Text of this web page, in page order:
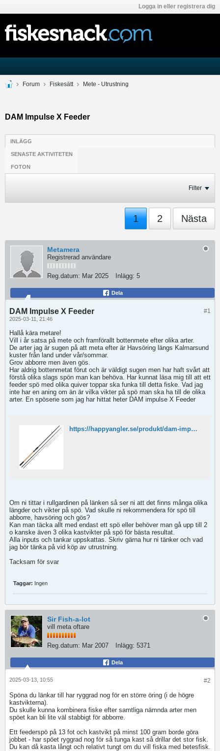
Logga in eller registrera dig
Forum Fiskesätt Mete - Utrustning
DAM Impulse X Feeder
INLÄGG
SENASTE AKTIVITETEN
FOTON
Filter
1 2 Nästa
Metamera
Registrerad användare
Reg.datum: Mar 2025 Inlägg: 5
Dela
#1
DAM Impulse X Feeder
2025-03-11, 21:46
Hallå kära metare!
Vill i år satsa på mete och framförallt bottenmete efter olika arter.
De arter jag är sugen på att meta efter är Havsöring längs Kalmarsund
kuster från land under vår/sommar.
Grov abborre men även gös.
Har aldrig bottenmetat förut och är väldigt sugen men har haft svårt att
förstå olika slags spön man kan behöva. Har kunnat läsa mig till att ett
feeder spö med olika quiver toppar ska funka till detta fiske. Vad jag
inte har en aning om än är vilka vikter på spö man ska ha till de olika
arter. En spöserie som jag har hittat heter DAM impulse X Feeder
https://happyangler.se/produkt/dam-impulse-x-feeder-haspelspo/
Om ni tittar i rullgardinen på länken så ser ni att det finns många olika
längder och vikter på spö. Vad skulle ni rekommendera för spö till
abborre, havsöring och gös?
Kan man täcka allt med endast ett spö eller behöver man gå upp till 2
o kanske även 3 olika kastvikter på spö för bästa resultat.
Alla inputs och tankar uppskattas. Skriv gärna hur ni tänker och vad
jag bör tänka på vid köp av utrustning.
Tacksam för svar
Taggar: Ingen
Sir Fish-a-lot
vill meta oftare
Reg.datum: Mar 2007 Inlägg: 5371
Dela
#2
2025-03-13, 10:55
Spöna du länkar till har ryggrad nog för en större öring (i de högre
kastvikterna).
Du skulle kunna kombinera fiske efter samtliga nämnda arter men
spöet kan bli lite väl stabbigt för abborre.
Ett feederspö på 13 fot och kastvikt på minst 100 gram borde göra
jobbet - har spöet ryggrad nog för så tunga kast så drillar det stor fisk.
Du kan då kasta långt och relativt tungt om du vill fiska med betesfisk.